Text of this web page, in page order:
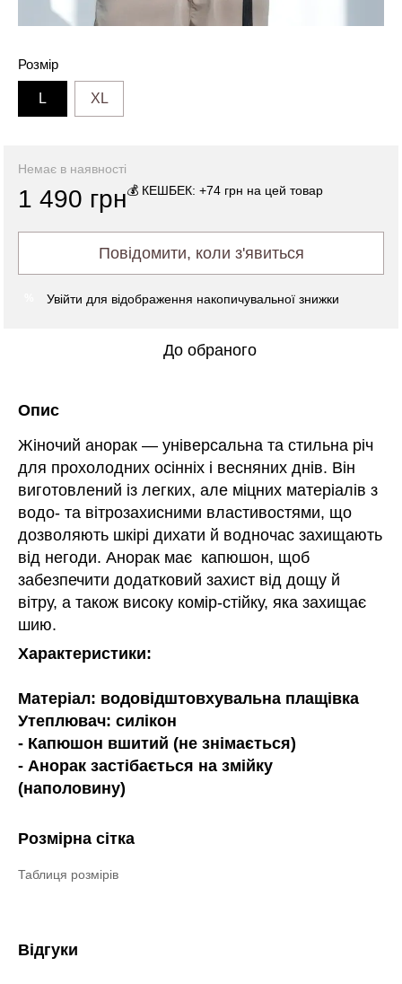
Розмір
L XL
Немає в наявності
1 490 грн💰 КЕШБЕК: +74 грн на цей товар
Повідомити, коли з'явиться
Увійти для відображення накопичувальної знижки
До обраного
Опис
Жіночий анорак — універсальна та стильна річ
для прохолодних осінніх і весняних днів. Він
виготовлений із легких, але міцних матеріалів з
водо- та вітрозахисними властивостями, що
дозволяють шкірі дихати й водночас захищають
від негоди. Анорак має капюшон, щоб
забезпечити додатковий захист від дощу й
вітру, а також високу комір-стійку, яка захищає
шию.
Характеристики:
Матеріал: водовідштовхувальна плащівка
Утеплювач: силікон
- Капюшон вшитий (не знімається)
- Анорак застібається на змійку
(наполовину)
Розмірна сітка
Таблиця розмірів
Відгуки